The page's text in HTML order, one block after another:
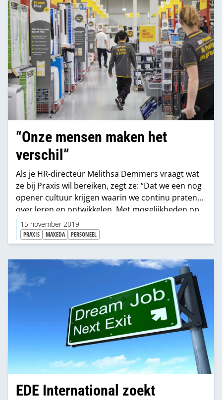
“Onze mensen maken het
verschil”
Als je HR-directeur Melithsa Demmers vraagt wat
ze bij Praxis wil bereiken, zegt ze: “Dat we een nog
opener cultuur krijgen waarin we continu praten
over leren en ontwikkelen. Met mogelijkheden op
elk moment en op elk niveau.” Het leukste aan
haar job vindt ze het om mensen continu in
beweging te krijgen. “Mensen te laten inzien
hoeveel invloed ze hebben op hun eigen
loopbaanpad. Nog even los van wat dat voor de
organisatie betekent.”
15 november 2019
PRAXIS MAXEDA PERSONEEL
EDE International zoekt